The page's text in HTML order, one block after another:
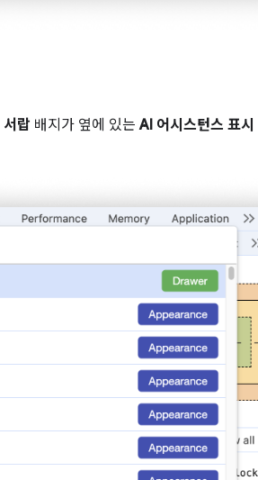
서랍 배지가 옆에 있는AI 어시스턴스 표시